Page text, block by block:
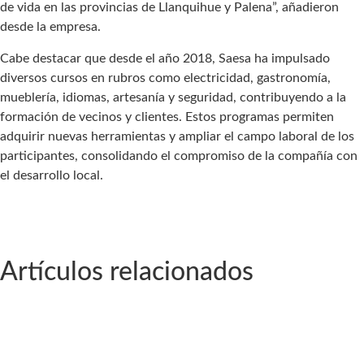
de vida en las provincias de Llanquihue y Palena”, añadieron
desde la empresa.
Cabe destacar que desde el año 2018, Saesa ha impulsado
diversos cursos en rubros como electricidad, gastronomía,
mueblería, idiomas, artesanía y seguridad, contribuyendo a la
formación de vecinos y clientes. Estos programas permiten
adquirir nuevas herramientas y ampliar el campo laboral de los
participantes, consolidando el compromiso de la compañía con
el desarrollo local.
Artículos relacionados